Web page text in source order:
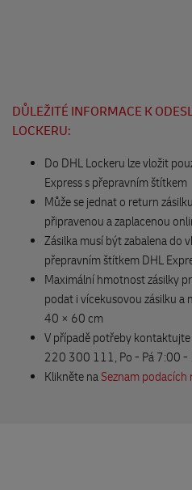
The BIKE s.r.o.
Nákupní 1462
DHL Locker Westfield Chodov
Roztylská 2321/19
patro -M, modré lobby, parking
148 00 Praha
Potraviny Ohradní
Ohradní 1345/6
140 00 Praha
DŮLEŽITÉ INFORMACE K
LOCKERU:
Do DHL Lockeru lze vložit
Express s přepravním štítkem
Může se jednat o return
připravenou a zaplacenou
Zásilka musí být zabalena do
přepravním štítkem DHL
Maximální hmotnost zásilky
podat i vícekusovou zásilku a
40 × 60 cm
V případě potřeby kontaktujte
220 300 111, Po - Pá 7:00 -
Klikněte naSeznam podacích